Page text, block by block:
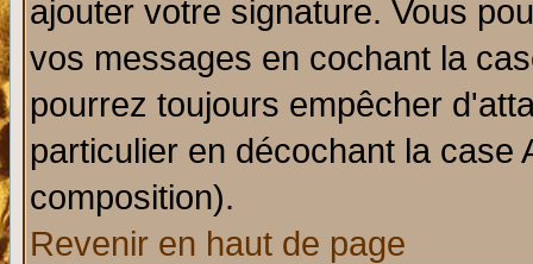
ajouter votre signature. Vous
vos messages en cochant la
pourrez toujours empêcher
particulier en décochant la
composition).
Revenir en haut de page